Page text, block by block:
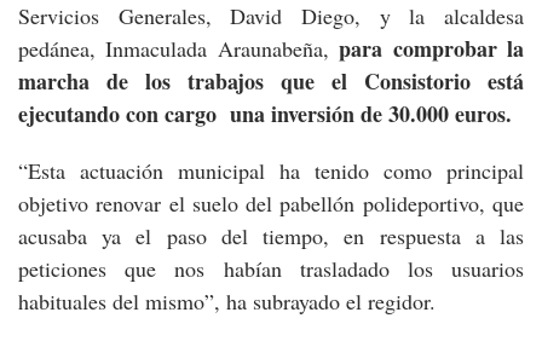
Servicios Generales, David Diego, y la alcaldesa
pedánea, Inmaculada Araunabeña,para comprobar la
marcha de los trabajos que el Consistorio está
ejecutando con cargo una inversión de 30.000 euros.
“Esta actuación municipal ha tenido como principal
objetivo renovar el suelo del pabellón polideportivo, que
acusaba ya el paso del tiempo, en respuesta a las
peticiones que nos habían trasladado los usuarios
habituales del mismo”, ha subrayado el regidor.